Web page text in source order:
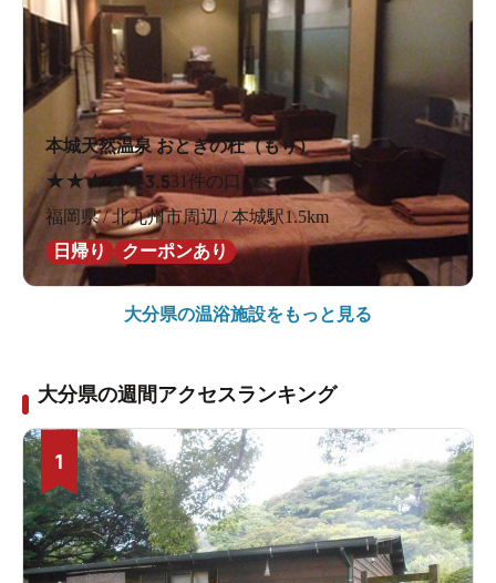
本城天然温泉 おとぎの杜（もり）
★★★★★3.531件の口コミ
福岡県 / 北九州市周辺 / 本城駅1.5km
日帰り
クーポンあり
大分県の温浴施設をもっと見る
大分県の週間アクセスランキング
1